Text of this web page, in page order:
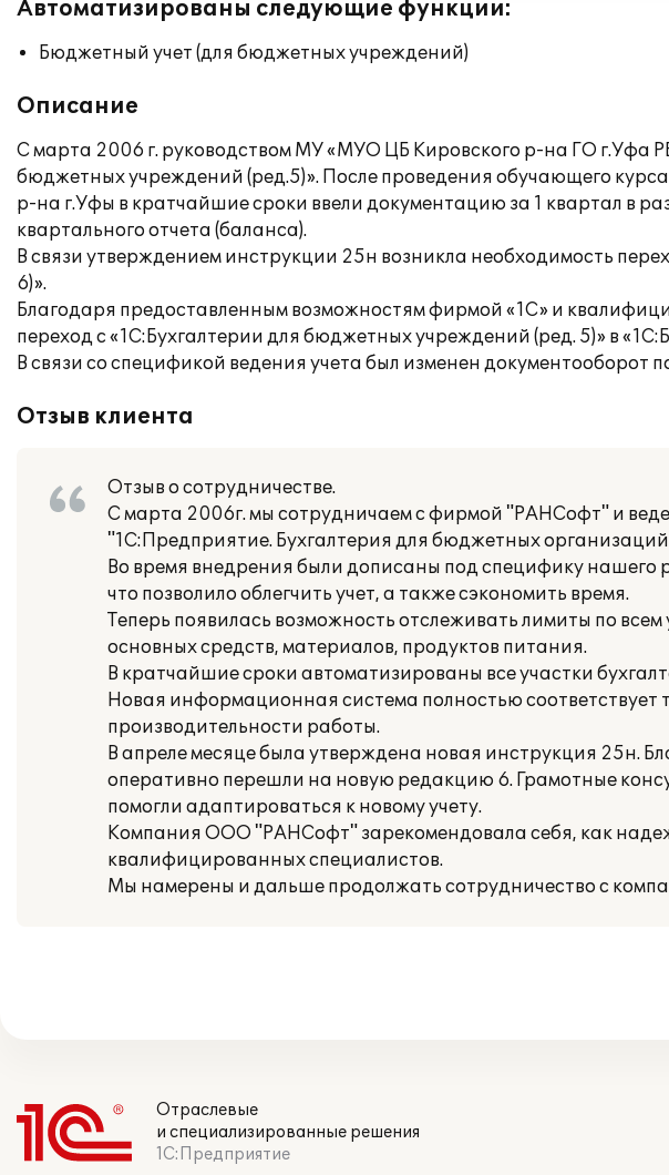
Автоматизированы следующие функции:
Бюджетный учет (для бюджетных учреждений)
Описание
С марта 2006 г. руководством МУ «МУО ЦБ Кировского р-на ГО г.Уфа
бюджетных учреждений (ред.5)». После проведения обучающего
р-на г.Уфы в кратчайшие сроки ввели документацию за 1 квартал в
квартального отчета (баланса).
В связи утверждением инструкции 25н возникла необходимость
6)».
Благодаря предоставленным возможностям фирмой «1С» и
переход с «1С:Бухгалтерии для бюджетных учреждений (ред. 5)» в
В связи со спецификой ведения учета был изменен документооборот
Отзыв клиента
Отзыв о сотрудничестве.
С марта 2006г. мы сотрудничаем с фирмой "РАНСофт" и
"1С:Предприятие. Бухгалтерия для бюджетных
Во время внедрения были дописаны под специфику нашего
что позволило облегчить учет, а также сэкономить время.
Теперь появилась возможность отслеживать лимиты по
основных средств, материалов, продуктов питания.
В кратчайшие сроки автоматизированы все участки
Новая информационная система полностью
производительности работы.
В апреле месяце была утверждена новая инструкция
оперативно перешли на новую редакцию 6. Грамотные
помогли адаптироваться к новому учету.
Компания ООО "РАНСофт" зарекомендовала себя, как
квалифицированных специалистов.
Мы намерены и дальше продолжать сотрудничество с
Отраслевые
и специализированные решения
1С:Предприятие